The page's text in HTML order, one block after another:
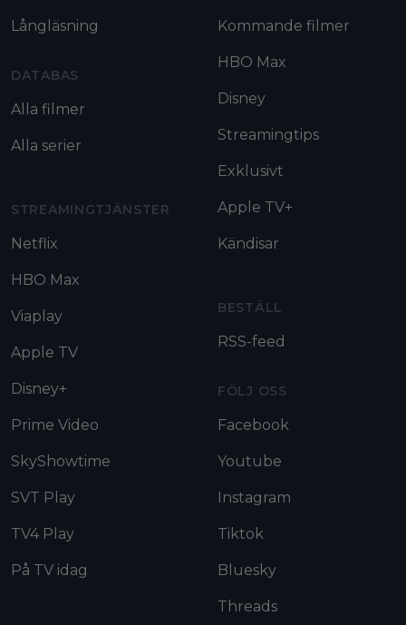
Långläsning
DATABAS
Alla filmer
Alla serier
STREAMINGTJÄNSTER
Netflix
HBO Max
Viaplay
Apple TV
Disney+
Prime Video
SkyShowtime
SVT Play
TV4 Play
På TV idag
Kommande filmer
HBO Max
Disney
Streamingtips
Exklusivt
Apple TV+
Kändisar
BESTÄLL
RSS-feed
FÖLJ OSS
Facebook
Youtube
Instagram
Tiktok
Bluesky
Threads